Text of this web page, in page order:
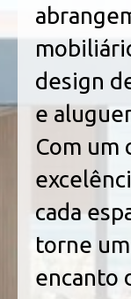
design
e
Com um
cada
torne
encanto